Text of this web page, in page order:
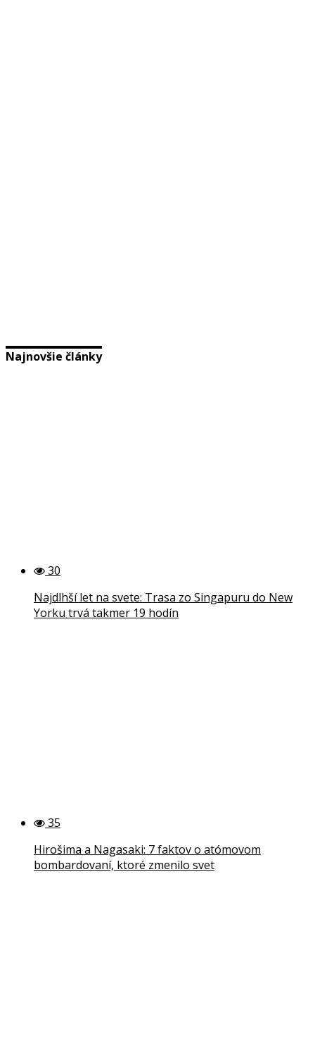
Najnovšie články
30
Najdlhší let na svete: Trasa zo Singapuru do New
Yorku trvá takmer 19 hodín
35
Hirošima a Nagasaki: 7 faktov o atómovom
bombardovaní, ktoré zmenilo svet